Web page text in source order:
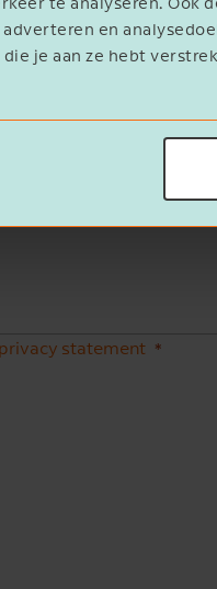
en
je aan ze hebt
privacy statement